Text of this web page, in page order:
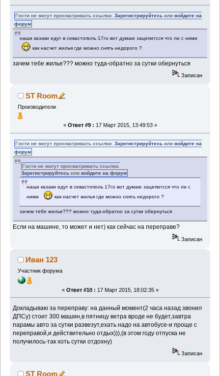
Гости не могут просматривать ссылки.Зарегистрируйтесь иливойдите на
форум
наши казаки едут в севастополь 17го вот думаю зацепитсся что ли с ними
как насчет жилья где можно снять недорого ?
зачем тебе жилье??? можно туда-обратно за сутки обернуться
Записан
ST Room
Производители
« Ответ #9 : 17 Март 2015, 13:49:53 »
Гости не могут просматривать ссылки.Зарегистрируйтесь иливойдите на
форум
Гости не могут просматривать ссылки.
Зарегистрируйтесь иливойдите на форум
наши казаки едут в севастополь 17го вот думаю зацепитсся что ли с
ними
как насчет жилья где можно снять недорого ?
зачем тебе жилье??? можно туда-обратно за сутки обернуться
Если на машине, то может и нет) как сейчас на переправе?
Записан
Иван 123
Участник форума
« Ответ #10 : 17 Март 2015, 18:02:35 »
Докладываю за переправу: на данный момент(2 часа назад звонил
ДПСу) стоит 300 машин,в пятницу ветра вроде не будет,завтра
парамы авто за сутки развезут,ехать надо на автобусе-и проще с
переправой,и действительно отдых))),(в этом году отпуска не
получилось-так хоть сутки отдохну)
Записан
ST Room